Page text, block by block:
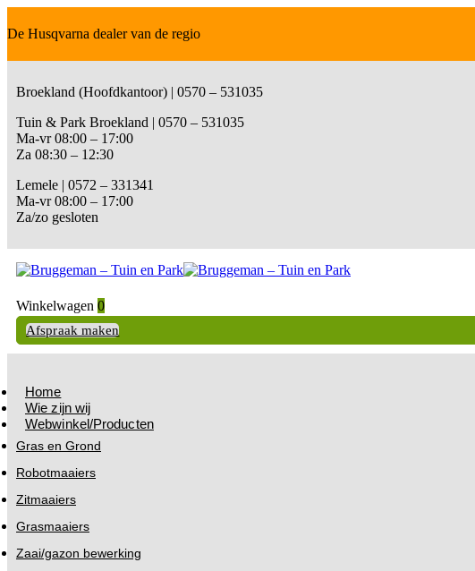
De Husqvarna dealer van de regio
Broekland (Hoofdkantoor) | 0570 – 531035
Tuin & Park Broekland | 0570 – 531035
Ma-vr 08:00 – 17:00
Za 08:30 – 12:30
Lemele | 0572 – 331341
Ma-vr 08:00 – 17:00
Za/zo gesloten
Winkelwagen 0
Afspraak maken
Home
Wie zijn wij
Webwinkel/Producten
Gras en Grond
Robotmaaiers
Zitmaaiers
Grasmaaiers
Zaai/gazon bewerking